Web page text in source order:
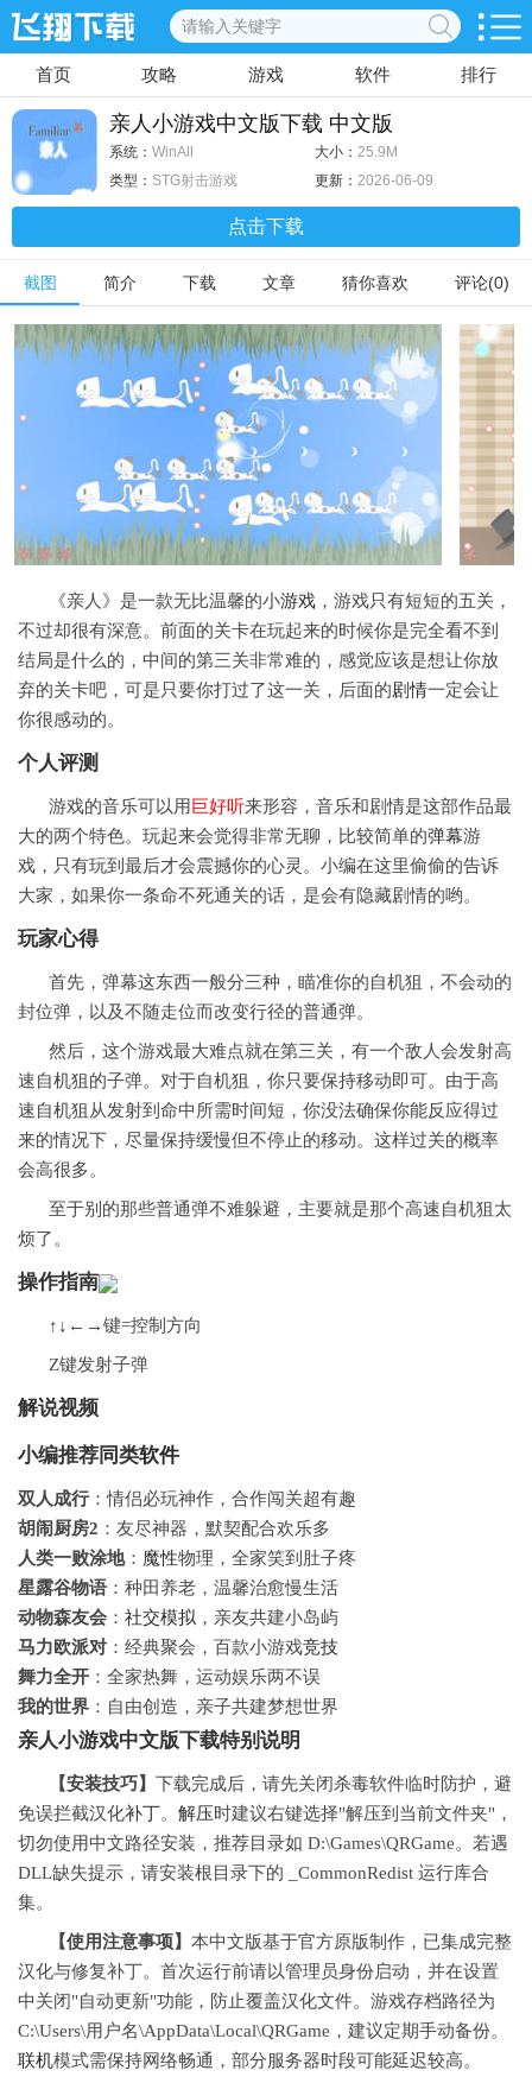
首页 攻略 游戏 软件 排行
亲人小游戏中文版下载 中文版
系统： WinAll 大小： 25.9M
类型： STG射击游戏 更新： 2026-06-09
点击下载
截图 简介 下载 文章 猜你喜欢 评论(0)
《亲人》是一款无比温馨的小游戏 ，游戏只有短短的五关，
不过却很有深意。前面的关卡在玩起来的时候你是完全看不到
结局是什么的，中间的第三关非常难的，感觉应该是想让你放
弃的关卡吧，可是只要你打过了这一关，后面的剧情一定会让
你很感动的。
个人评测
游戏的音乐可以用巨好听来形容，音乐和剧情是这部作品最
大的两个特色。玩起来会觉得非常无聊，比较简单的弹幕游
戏，只有玩到最后才会震撼你的心灵。小编在这里偷偷的告诉
大家，如果你一条命不死通关的话，是会有隐藏剧情的哟。
玩家心得
首先，弹幕这东西一般分三种，瞄准你的自机狙，不会动的
封位弹，以及不随走位而改变行径的普通弹。
然后，这个游戏最大难点就在第三关，有一个敌人会发射高
速自机狙的子弹。对于自机狙，你只要保持移动即可。由于高
速自机狙从发射到命中所需时间短，你没法确保你能反应得过
来的情况下，尽量保持缓慢但不停止的移动。这样过关的概率
会高很多。
至于别的那些普通弹不难躲避，主要就是那个高速自机狙太
烦了。
操作指南
↑↓←→键=控制方向
Z键发射子弹
解说视频
小编推荐同类软件
双人成行：情侣必玩神作，合作闯关超有趣
胡闹厨房2 ：友尽神器，默契配合欢乐多
人类一败涂地： 魔性物理，全家笑到肚子疼
星露谷物语 ：种田养老，温馨治愈慢生活
动物森友会 ： 社交模拟 ，亲友共建小岛屿
马力欧派对 ：经典聚会，百款小游戏竞技
舞力全开 ：全家热舞，运动娱乐两不误
我的世界 ：自由创造，亲子共建梦想世界
亲人小游戏中文版下载特别说明
【安装技巧】 下载完成后，请先关闭杀毒软件临时防护，避
免误拦截汉化补丁。 解压时建议右键选择"解压到当前文件夹"，
切勿使用中文路径安装，推荐目录如 D:\Games\QRGame。若遇
DLL缺失提示，请安装根目录下的 _CommonRedist 运行库合
集。
【使用注意事项】 本中文版基于官方原版制作，已集成完整
汉化与修复补丁。首次运行前请以管理员身份启动，并在设置
中关闭"自动更新"功能，防止覆盖汉化文件。游戏存档路径为
C:\Users\用户名\AppData\Local\QRGame，建议定期手动备份。
联机模式需保持网络畅通，部分服务器时段可能延迟较高。